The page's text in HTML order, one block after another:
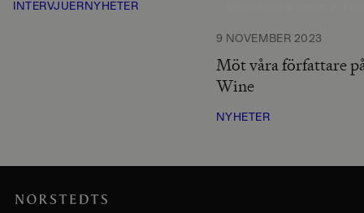
INTERVJUER NYHETER
9 NOVEMBER 2023
Möt våra författare
Wine
NYHETER